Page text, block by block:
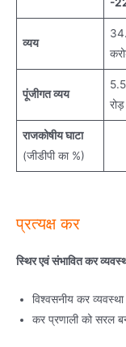
व्यय
पूंजीगत व्यय
राजकोषीय घाटा
(जीडीपी का %)
प्रत्यक्ष कर
स्थिर एवं संभावित कर
विश्वसनीय कर
कर प्रणाली को सरल